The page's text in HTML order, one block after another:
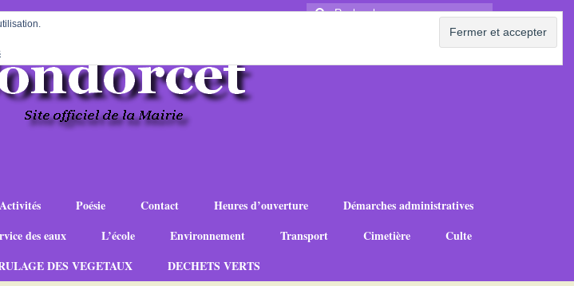
Rechercher
Activités Poésie Contact Heures d’ouverture
Démarches administratives
des eaux L’école Environnement Transport Cimetière
Culte
DES VEGETAUX DECHETS VERTS